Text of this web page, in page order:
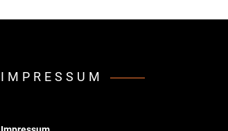
IMPRESSUM